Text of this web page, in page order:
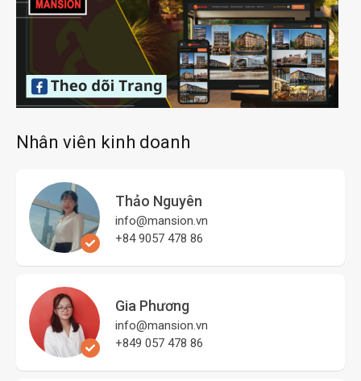
Nhân viên kinh doanh
Thảo Nguyên
info@mansion.vn
+84 9057 478 86
Gia Phương
info@mansion.vn
+849 057 478 86